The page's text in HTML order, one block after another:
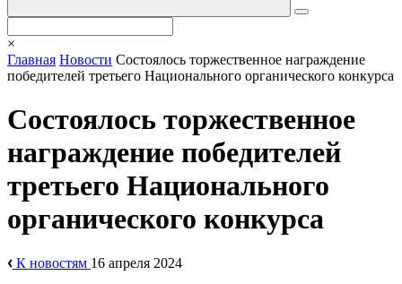
×
Главная Новости Состоялось торжественное награждение
победителей третьего Национального органического конкурса
Состоялось торжественное
награждение победителей
третьего Национального
органического конкурса
К новостям 16 апреля 2024